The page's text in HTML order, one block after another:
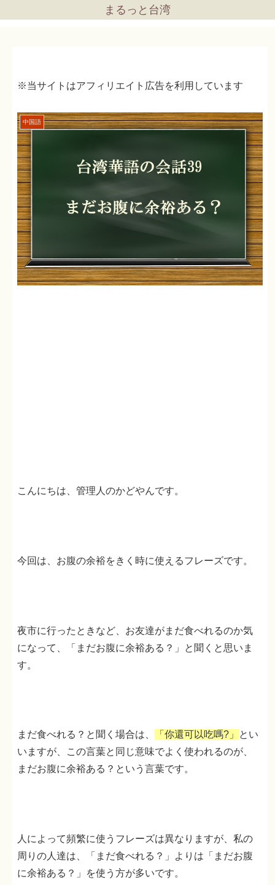
まるっと台湾
※当サイトはアフィリエイト広告を利用しています
中国語
こんにちは、管理人のかどやんです。
今回は、お腹の余裕をきく時に使えるフレーズです。
夜市に行ったときなど、お友達がまだ食べれるのか気
になって、「まだお腹に余裕ある？」と聞くと思いま
す。
まだ食べれる？と聞く場合は、 「你還可以吃嗎?」 とい
いますが、この言葉と同じ意味でよく使われるのが、
まだお腹に余裕ある？という言葉です。
人によって頻繁に使うフレーズは異なりますが、私の
周りの人達は、「まだ食べれる？」よりは「まだお腹
に余裕ある？」を使う方が多いです。